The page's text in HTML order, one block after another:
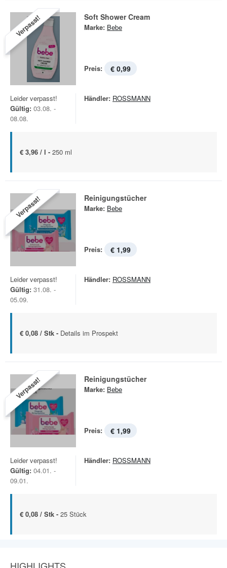
Verpasst! Soft Shower Cream
Marke: Bebe
Preis: € 0,99
Leider verpasst!
Gültig: 03.08. -
08.08.
Händler: ROSSMANN
€ 3,96 / l - 250 ml
Verpasst! Reinigungstücher
Marke: Bebe
Preis: € 1,99
Leider verpasst!
Gültig: 31.08. -
05.09.
Händler: ROSSMANN
€ 0,08 / Stk - Details im Prospekt
Verpasst! Reinigungstücher
Marke: Bebe
Preis: € 1,99
Leider verpasst!
Gültig: 04.01. -
09.01.
Händler: ROSSMANN
€ 0,08 / Stk - 25 Stück